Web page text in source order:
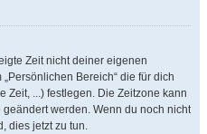
Zeit nicht deiner eigenen
Bereich“ die für dich
Zeit, ...) festlegen. Die Zeitzone kann
werden. Wenn du noch nicht
dies jetzt zu tun.